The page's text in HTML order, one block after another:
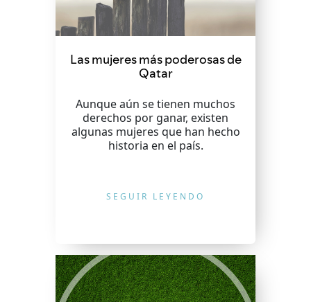
Las mujeres más poderosas de
Qatar
Aunque aún se tienen muchos
derechos por ganar, existen
algunas mujeres que han hecho
historia en el país.
SEGUIR LEYENDO